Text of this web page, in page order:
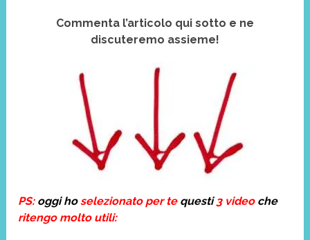
Commenta l’articolo qui sotto e ne
discuteremo assieme!
PS: oggi hoselezionato per te questi3 video che
ritengo molto utili: